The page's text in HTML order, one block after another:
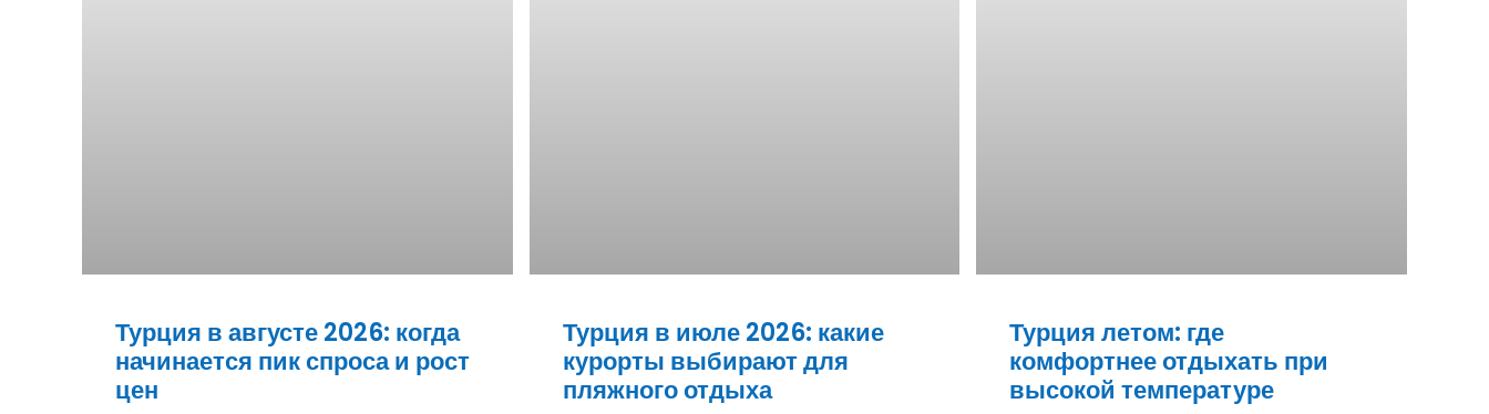
Турция в августе 2026: когда
начинается пик спроса и рост
цен
Турция в июле 2026: какие
курорты выбирают для
пляжного отдыха
Турция летом: где
комфортнее отдыхать при
высокой температуре